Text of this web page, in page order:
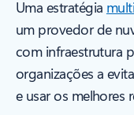
Uma estratégia
um provedor de
com infraestrutura
organizações a
e usar os melhores